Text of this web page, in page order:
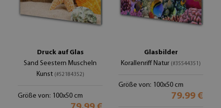
Druck auf Glas
Sand Seestern Muscheln
Kunst (#52184352)
Größe von: 100x50 cm
Glasbilder
Korallenriff Natur (#35544351)
Größe von: 100x50 cm
79.99 €